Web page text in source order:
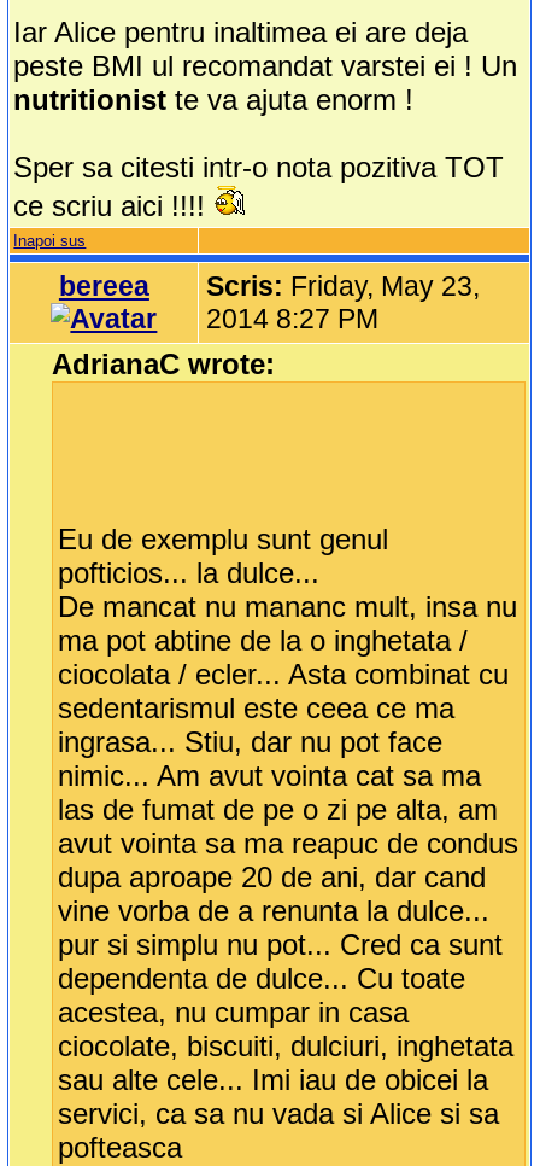
Iar Alice pentru inaltimea ei are deja
peste BMI ul recomandat varstei ei ! Un
nutritionist te va ajuta enorm !
Sper sa citesti intr-o nota pozitiva TOT
ce scriu aici !!!!
Inapoi sus
bereea Scris: Friday, May 23,
2014 8:27 PM
AdrianaC wrote:
Eu de exemplu sunt genul
pofticios... la dulce...
De mancat nu mananc mult, insa nu
ma pot abtine de la o inghetata /
ciocolata / ecler... Asta combinat cu
sedentarismul este ceea ce ma
ingrasa... Stiu, dar nu pot face
nimic... Am avut vointa cat sa ma
las de fumat de pe o zi pe alta, am
avut vointa sa ma reapuc de condus
dupa aproape 20 de ani, dar cand
vine vorba de a renunta la dulce...
pur si simplu nu pot... Cred ca sunt
dependenta de dulce... Cu toate
acestea, nu cumpar in casa
ciocolate, biscuiti, dulciuri, inghetata
sau alte cele... Imi iau de obicei la
servici, ca sa nu vada si Alice si sa
pofteasca